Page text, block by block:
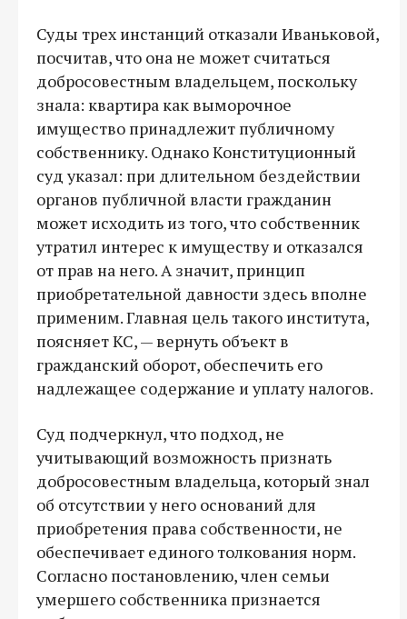
Суды трех инстанций отказали Иваньковой,
посчитав, что она не может считаться
добросовестным владельцем, поскольку
знала: квартира как выморочное
имущество принадлежит публичному
собственнику. Однако Конституционный
суд указал: при длительном бездействии
органов публичной власти гражданин
может исходить из того, что собственник
утратил интерес к имуществу и отказался
от прав на него. А значит, принцип
приобретательной давности здесь вполне
применим. Главная цель такого института,
поясняет КС, — вернуть объект в
гражданский оборот, обеспечить его
надлежащее содержание и уплату налогов.
Суд подчеркнул, что подход, не
учитывающий возможность признать
добросовестным владельца, который знал
об отсутствии у него оснований для
приобретения права собственности, не
обеспечивает единого толкования норм.
Согласно постановлению, член семьи
умершего собственника признается